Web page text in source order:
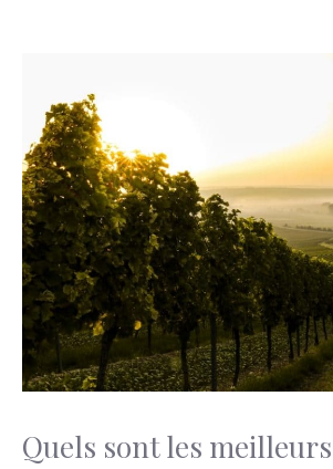
Quels sont les